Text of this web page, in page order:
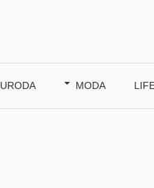
URODA MODA